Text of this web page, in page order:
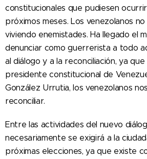
constitucionales que pudiesen
próximos meses. Los venezolanos
viviendo enemistades. Ha llegado el
denunciar como guerrerista a todo
al diálogo y a la reconciliación, ya
presidente constitucional de
González Urrutia, los venezolanos
reconciliar.
Entre las actividades del nuevo
necesariamente se exigirá a la
próximas elecciones, ya que existe